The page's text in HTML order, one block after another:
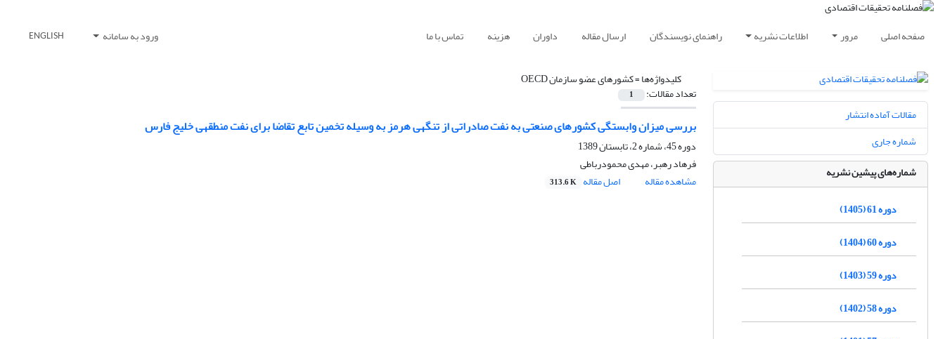
صفحه اصلی مرور اطلاعات نشریه راهنمای نویسندگان ارسال مقاله داوران هزینه تماس با ما ورود به سامانه ENGLISH
کلیدواژه‌ها =کشورهای عضو سازمان OECD
تعداد مقالات: 1
بررسی میزان وابستگی کشورهای صنعتی به نفت صادراتی از تنگه‎ی هرمز به وسیله تخمین تابع تقاضا برای نفت منطقه‎ی خلیج فارس
دوره 45، شماره 2، تابستان 1389
فرهاد رهبر، مهدی محمودرباطی
مشاهده مقاله
اصل مقاله 313.6 K
مقالات آماده انتشار
شماره جاری
شماره‌های پیشین نشریه
دوره 61 (1405)
دوره 60 (1404)
دوره 59 (1403)
دوره 58 (1402)